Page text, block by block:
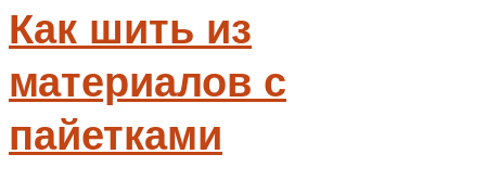
Как шить из
материалов с
пайетками